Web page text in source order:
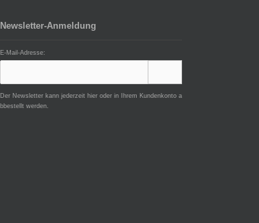
Newsletter-Anmeldung
E-Mail-Adresse:
Der Newsletter kann jederzeit hier oder in Ihrem Kundenkonto a
bbestellt werden.